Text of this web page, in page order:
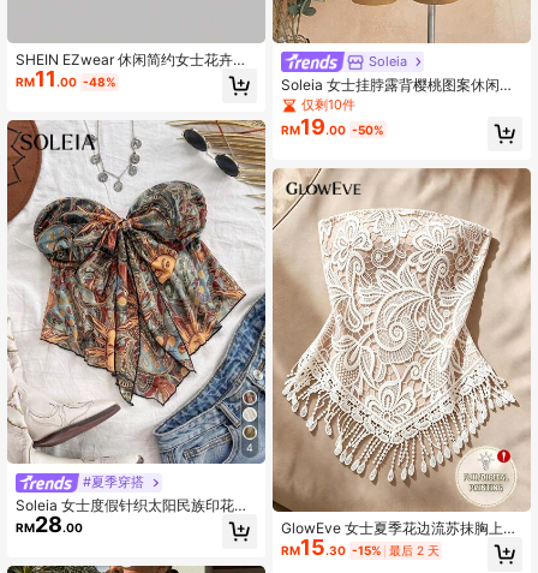
SHEIN EZwear 休闲简约女士花卉满
幅印花渐变图案斜下摆抹胸上衣，度
RM11.00 -48%
4
#夏季穿搭
Soleia 女士度假针织太阳民族印花图
案秋冬打底抹胸上衣
RM28.00
Soleia
Soleia 女士挂脖露背樱桃图案休闲百
搭日常出行上衣
仅剩10件
RM19.00 -50%
GlowEve 女士夏季花边流苏抹胸上
衣，法式设计感修身蕾丝印花上衣，
辣妹性感内搭外穿不规则下摆精致上
RM15.30 -15% 最后 2 天